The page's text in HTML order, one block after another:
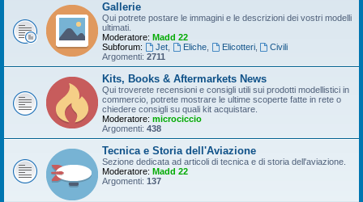
Gallerie
Qui potrete postare le immagini e le descrizioni dei vostri modelli
ultimati.
Moderatore: Madd 22
Subforum:
Jet, Eliche, Elicotteri,
Civili
Argomenti: 2711
Kits, Books & Aftermarkets News
Qui troverete recensioni e consigli utili sui prodotti modellistici in
commercio, potrete mostrare le ultime scoperte fatte in rete o
chiedere consigli su quali kit acquistare.
Moderatore: microciccio
Argomenti: 438
Tecnica e Storia dell'Aviazione
Sezione dedicata ad articoli di tecnica e di storia dell'aviazione.
Moderatore: Madd 22
Argomenti: 137